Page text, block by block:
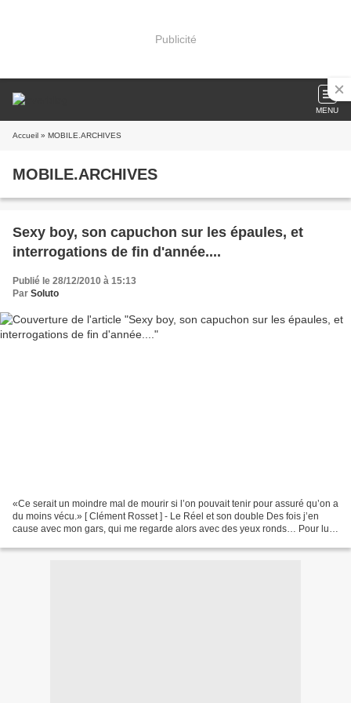
Publicité
MENU
Accueil » MOBILE.ARCHIVES
MOBILE.ARCHIVES
Sexy boy, son capuchon sur les épaules, et
interrogations de fin d'année....
Publié le 28/12/2010 à 15:13
Par Soluto
«Ce serait un moindre mal de mourir si l’on pouvait tenir pour assuré qu’on a
du moins vécu.» [ Clément Rosset ] - Le Réel et son double Des fois j’en
cause avec mon gars, qui me regarde alors avec des yeux ronds… Pour lui,